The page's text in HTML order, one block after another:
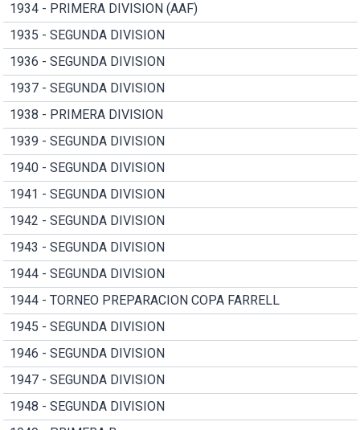
1934 - PRIMERA DIVISION (AAF)
1935 - SEGUNDA DIVISION
1936 - SEGUNDA DIVISION
1937 - SEGUNDA DIVISION
1938 - PRIMERA DIVISION
1939 - SEGUNDA DIVISION
1940 - SEGUNDA DIVISION
1941 - SEGUNDA DIVISION
1942 - SEGUNDA DIVISION
1943 - SEGUNDA DIVISION
1944 - SEGUNDA DIVISION
1944 - TORNEO PREPARACION COPA FARRELL
1945 - SEGUNDA DIVISION
1946 - SEGUNDA DIVISION
1947 - SEGUNDA DIVISION
1948 - SEGUNDA DIVISION